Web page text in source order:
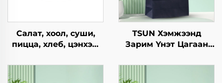
Салат, хоол, суши,
пицца, хлеб, цэнхэр,
гамбургерийг
TSUN Хэмжээнд
Зарим Үнэт Цагаан
Нэмэлт Ур чадвараар